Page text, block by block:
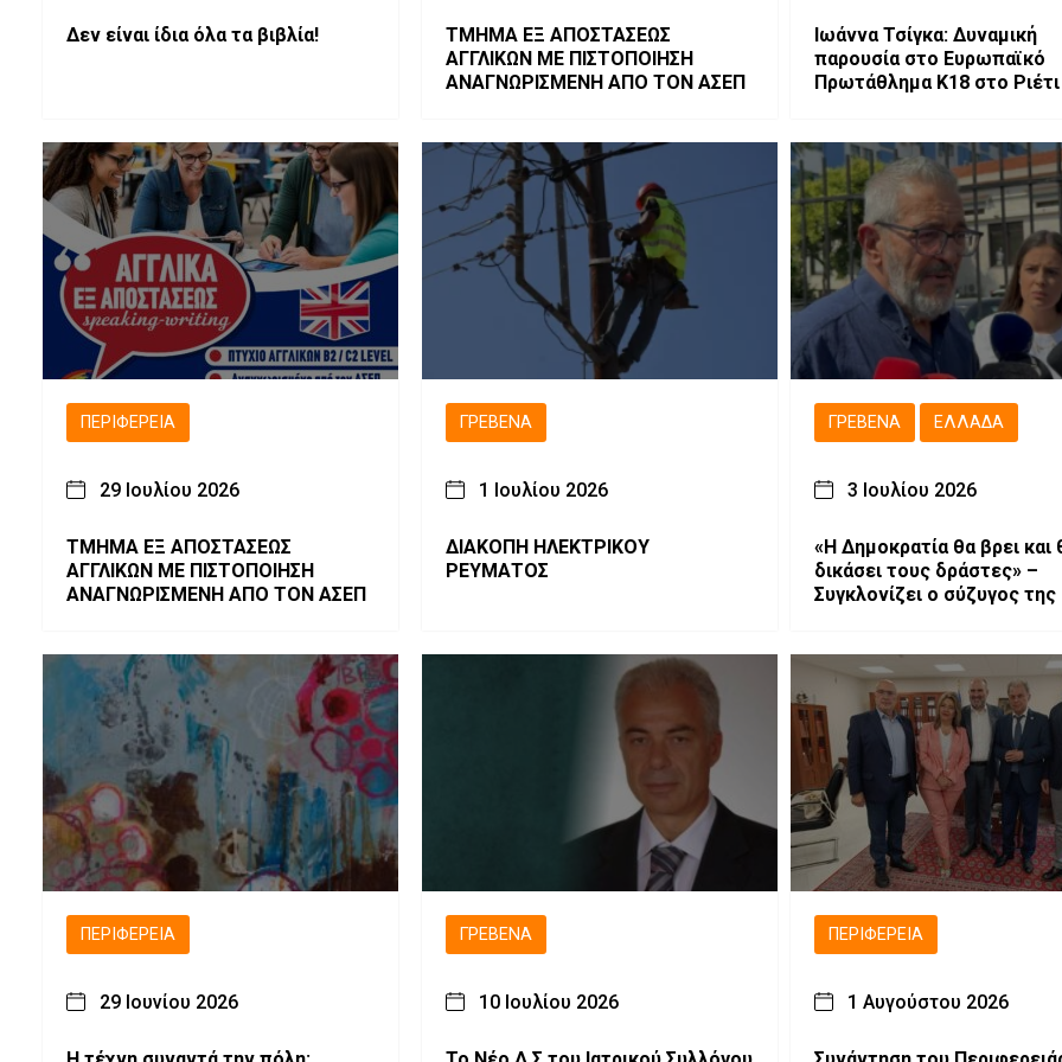
Δεν είναι ίδια όλα τα βιβλία!
ΤΜΗΜΑ ΕΞ ΑΠΟΣΤΑΣΕΩΣ
ΑΓΓΛΙΚΩΝ ΜΕ ΠΙΣΤΟΠΟΙΗΣΗ
ΑΝΑΓΝΩΡΙΣΜΕΝΗ ΑΠΟ ΤΟΝ ΑΣΕΠ
Ιωάννα Τσίγκα: Δυναμική
παρουσία στο Ευρωπαϊκό
Πρωτάθλημα Κ18 στο
ΠΕΡΙΦΈΡΕΙΑ
29 Ιουλίου 2026
ΤΜΗΜΑ ΕΞ ΑΠΟΣΤΑΣΕΩΣ
ΑΓΓΛΙΚΩΝ ΜΕ ΠΙΣΤΟΠΟΙΗΣΗ
ΑΝΑΓΝΩΡΙΣΜΕΝΗ ΑΠΟ ΤΟΝ ΑΣΕΠ
ΓΡΕΒΕΝΆ
1 Ιουλίου 2026
ΔΙΑΚΟΠΗ ΗΛΕΚΤΡΙΚΟΥ
ΡΕΥΜΑΤΟΣ
ΓΡΕΒΕΝΆ ΕΛΛΆΔΑ
3 Ιουλίου 2026
«Η Δημοκρατία θα βρει και
δικάσει τους δράστες» –
Συγκλονίζει ο σύζυγος της
ΠΕΡΙΦΈΡΕΙΑ
29 Ιουνίου 2026
ΓΡΕΒΕΝΆ
10 Ιουλίου 2026
ΠΕΡΙΦΈΡΕΙΑ
1 Αυγούστου 2026